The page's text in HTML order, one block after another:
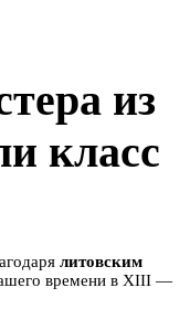
из
класс
литовским
времени в XIII —